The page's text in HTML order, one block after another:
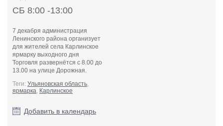
СБ 8:00 -13:00
7 декабря администрация
Ленинского района организует
для жителей села Карлинское
ярмарку выходного дня
Торговля развернётся с 8.00 до
13.00 на улице Дорожная.
Теги: Ульяновская область,
ярмарка, Карлинское
Добавить в календарь